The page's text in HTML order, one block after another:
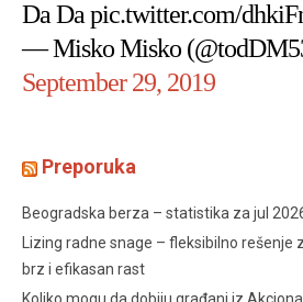
Da Dapic.twitter.com/
— Misko Misko
September 29, 2019
Preporuka
Beogradska berza – statistika za jul
Lizing radne snage – fleksibilno rešenje
brz i efikasan rast